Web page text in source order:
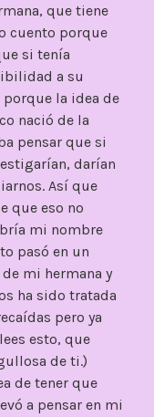
que tiene
cuento porque
si tenía
a su
la idea de
nació de la
pensar que si
darían
Así que
que eso no
mi nombre
pasó en un
mi hermana y
ha sido tratada
pero ya
esto, que
de ti.)
de tener que
a pensar en mi